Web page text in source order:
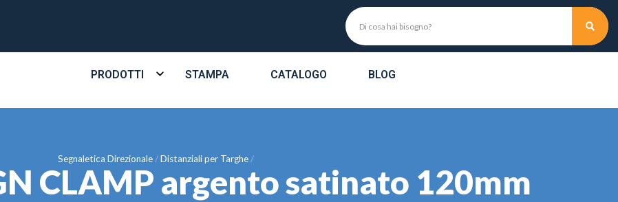
PRODOTTI STAMPA CATALOGO BLOG
Segnaletica Direzionale Distanziali per Targhe
CLAMP argento satinato 120mm